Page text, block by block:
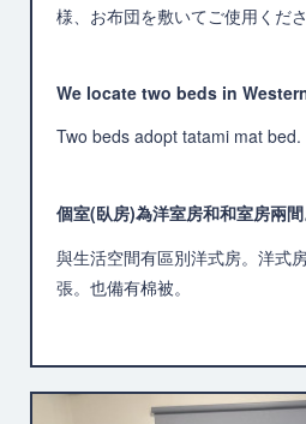
様、お布団を敷いてご使用くださ
We locate two beds in
Two beds adopt tatami mat bed.
個室(臥房)為洋室房和和室房兩間
與生活空間有區別洋式房。洋式
張。也備有棉被。